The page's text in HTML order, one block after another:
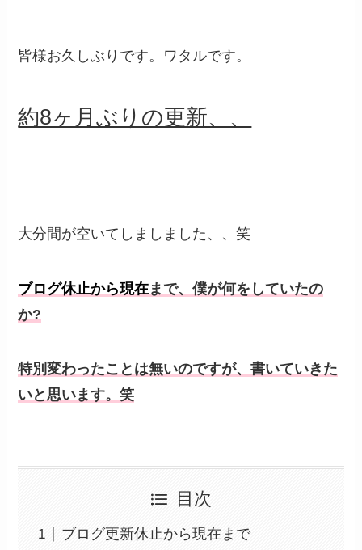
皆様お久しぶりです。ワタルです。
約8ヶ月ぶりの更新、、
大分間が空いてしましました、、笑
ブログ休止から現在まで、僕が何をしていたの
か?
特別変わったことは無いのですが、書いていきた
いと思います。笑
目次
ブログ更新休止から現在まで